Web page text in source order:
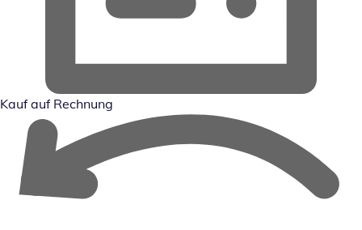
Kauf auf Rechnung